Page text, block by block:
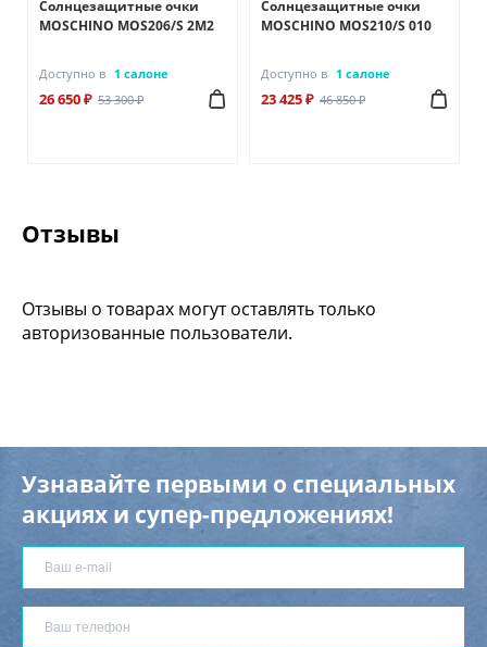
Солнцезащитные очки
MOSCHINO MOS206/S 2M2
Доступно в 1 салоне
26 650 ₽ 53 300 ₽
Солнцезащитные очки
MOSCHINO MOS210/S 010
Доступно в 1 салоне
23 425 ₽ 46 850 ₽
Отзывы
Отзывы о товарах могут оставлять только
авторизованные пользователи.
Узнавайте первыми о специальных
акциях и супер-предложениях!